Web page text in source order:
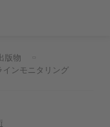
版物
インモニタリング